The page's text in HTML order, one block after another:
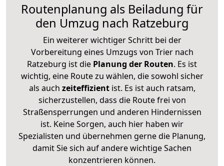
Routenplanung als Beiladung für
den Umzug nach Ratzeburg
Ein weiterer wichtiger Schritt bei der
Vorbereitung eines Umzugs von Trier nach
Ratzeburg ist die Planung der Routen. Es ist
wichtig, eine Route zu wählen, die sowohl sicher
als auch zeiteffizientist. Es ist auch ratsam,
sicherzustellen, dass die Route frei von
Straßensperrungen und anderen Hindernissen
ist. Keine Sorgen, auch hier haben wir
Spezialisten und übernehmen gerne die Planung,
damit Sie sich auf andere wichtige Sachen
konzentrieren können.